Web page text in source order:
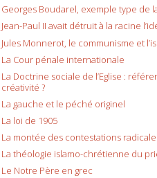
Georges Boudarel, exemple type de
Jean-Paul II avait détruit à la racine
Jules Monnerot, le communisme et
La Cour pénale internationale
La Doctrine sociale de l’Eglise :
créativité ?
La gauche et le péché originel
La loi de 1905
La montée des contestations
La théologie islamo-chrétienne du
Le Notre Père en grec